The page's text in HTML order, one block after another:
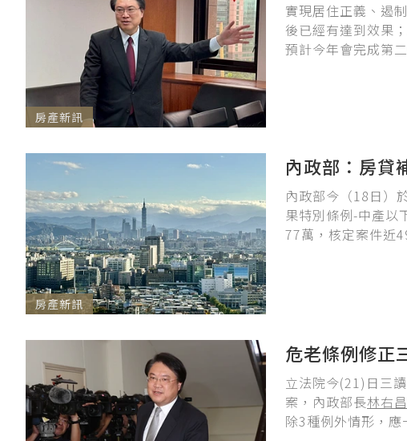
房產新訊
實現居住正義、遏
後已經有達到效果
預計今年會完成第
房產新訊
內政部：房貸
內政部今（18日）
果特別條例-中產以
77萬，核定案件近
危老條例修正
立法院今(21)日三
案，內政部長林右昌
除3種例外情形，